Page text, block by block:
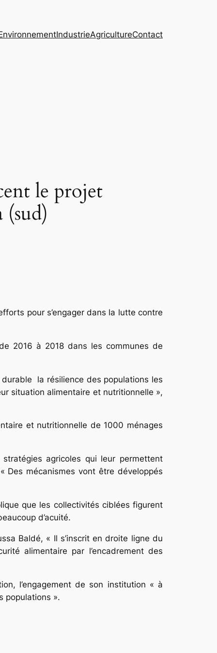
IndustrieAgricultureContact
le projet
pour s’engager dans la lutte contre
2016 à 2018 dans les communes de
la résilience des populations les
situation alimentaire et nutritionnelle »,
et nutritionnelle de 1000 ménages
agricoles qui leur permettent
Des mécanismes vont être développés
que les collectivités ciblées figurent
d’acuité.
Baldé, « Il s’inscrit en droite ligne du
alimentaire par l’encadrement des
l’engagement de son institution « à
populations ».